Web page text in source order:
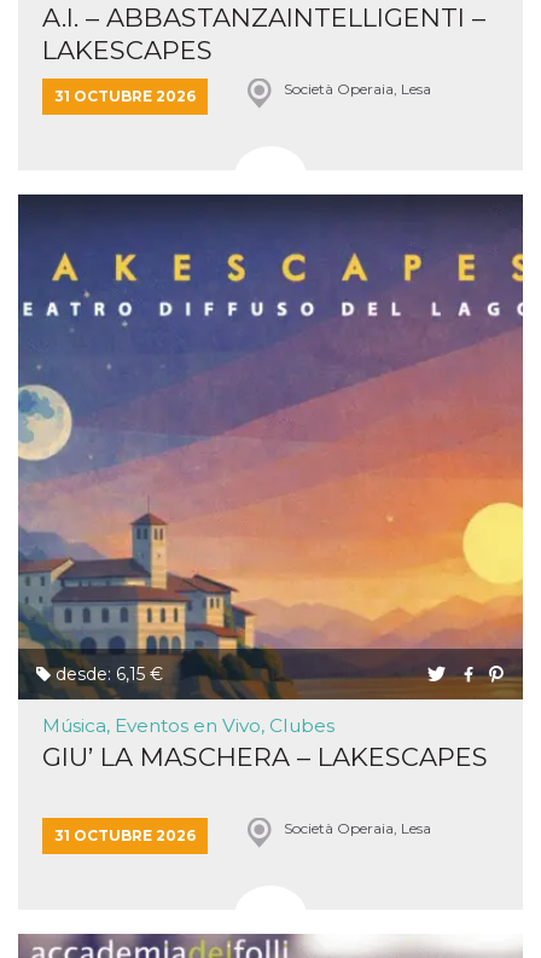
A.I. – ABBASTANZAINTELLIGENTI –
LAKESCAPES
31 OCTUBRE 2026 Società Operaia, Lesa
desde: 6,15 €
Música, Eventos en Vivo, Clubes
GIU’ LA MASCHERA – LAKESCAPES
31 OCTUBRE 2026 Società Operaia, Lesa